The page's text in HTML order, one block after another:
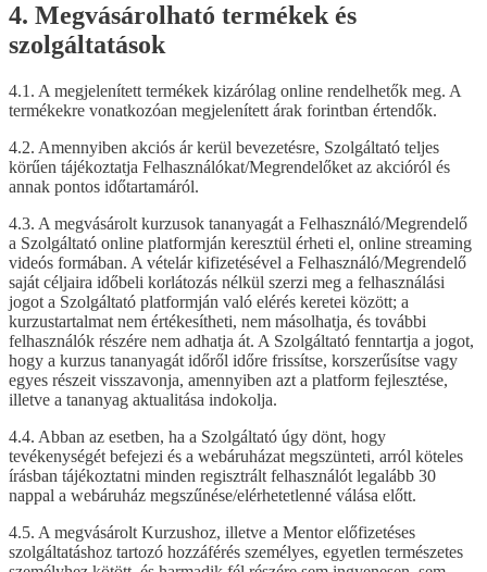
4. Megvásárolható termékek és
szolgáltatások
4.1. A megjelenített termékek kizárólag online rendelhetők meg. A
termékekre vonatkozóan megjelenített árak forintban értendők.
4.2. Amennyiben akciós ár kerül bevezetésre, Szolgáltató teljes
körűen tájékoztatja Felhasználókat/Megrendelőket az akcióról és
annak pontos időtartamáról.
4.3. A megvásárolt kurzusok tananyagát a Felhasználó/Megrendelő
a Szolgáltató online platformján keresztül érheti el, online streaming
videós formában. A vételár kifizetésével a Felhasználó/Megrendelő
saját céljaira időbeli korlátozás nélkül szerzi meg a felhasználási
jogot a Szolgáltató platformján való elérés keretei között; a
kurzustartalmat nem értékesítheti, nem másolhatja, és további
felhasználók részére nem adhatja át. A Szolgáltató fenntartja a jogot,
hogy a kurzus tananyagát időről időre frissítse, korszerűsítse vagy
egyes részeit visszavonja, amennyiben azt a platform fejlesztése,
illetve a tananyag aktualitása indokolja.
4.4. Abban az esetben, ha a Szolgáltató úgy dönt, hogy
tevékenységét befejezi és a webáruházat megszünteti, arról köteles
írásban tájékoztatni minden regisztrált felhasználót legalább 30
nappal a webáruház megszűnése/elérhetetlenné válása előtt.
4.5. A megvásárolt Kurzushoz, illetve a Mentor előfizetéses
szolgáltatáshoz tartozó hozzáférés személyes, egyetlen természetes